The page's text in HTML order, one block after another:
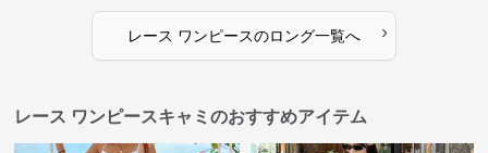
レース ワンピースのロング一覧へ ›
レース ワンピースキャミのおすすめアイテム